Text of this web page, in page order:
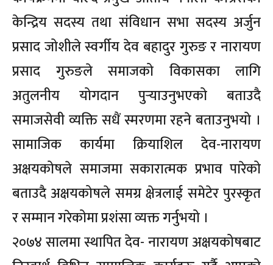
केन्द्रिय सदस्य तथा संविधान सभा सदस्य अर्जुन
प्रसाद जोशीले स्वर्गीय देव बहादुर गुरुङ र नारायण
प्रसाद गुरुङले समाजको विकासका लागि
अतुलनीय योगदान पुर्‍याउनुभएको बताउदै
समाजसेवी व्यक्ति सधैं स्मरणमा रहने बताउनुभयो ।
सामाजिक कार्यमा क्रियाशिल देव-नारायण
अक्षयकोषले समाजमा सकारात्मक प्रभाव पारेको
बताउदै अक्षयकोषले समग्र क्षेत्रलाई समेटेर पुरस्कृत
र सम्मान गरेकोमा प्रशंसा व्यक्त गर्नुभयो ।
२०७४ सालमा स्थापित देव- नारायण अक्षयकोषबाट